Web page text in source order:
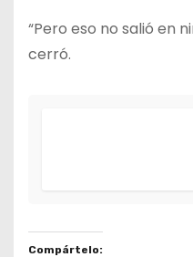
“Pero eso no salió en
cerró.
Compártelo: